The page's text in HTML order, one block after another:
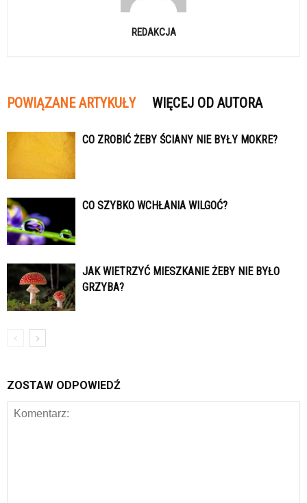
REDAKCJA
POWIĄZANE ARTYKUŁY WIĘCEJ OD AUTORA
CO ZROBIĆ ŻEBY ŚCIANY NIE BYŁY MOKRE?
CO SZYBKO WCHŁANIA WILGOĆ?
JAK WIETRZYĆ MIESZKANIE ŻEBY NIE BYŁO
GRZYBA?
ZOSTAW ODPOWIEDŹ